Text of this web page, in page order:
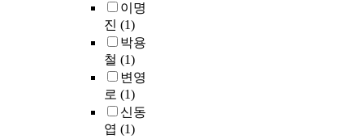
이명
진 (1)
박용
철 (1)
변영
로 (1)
신동
엽 (1)